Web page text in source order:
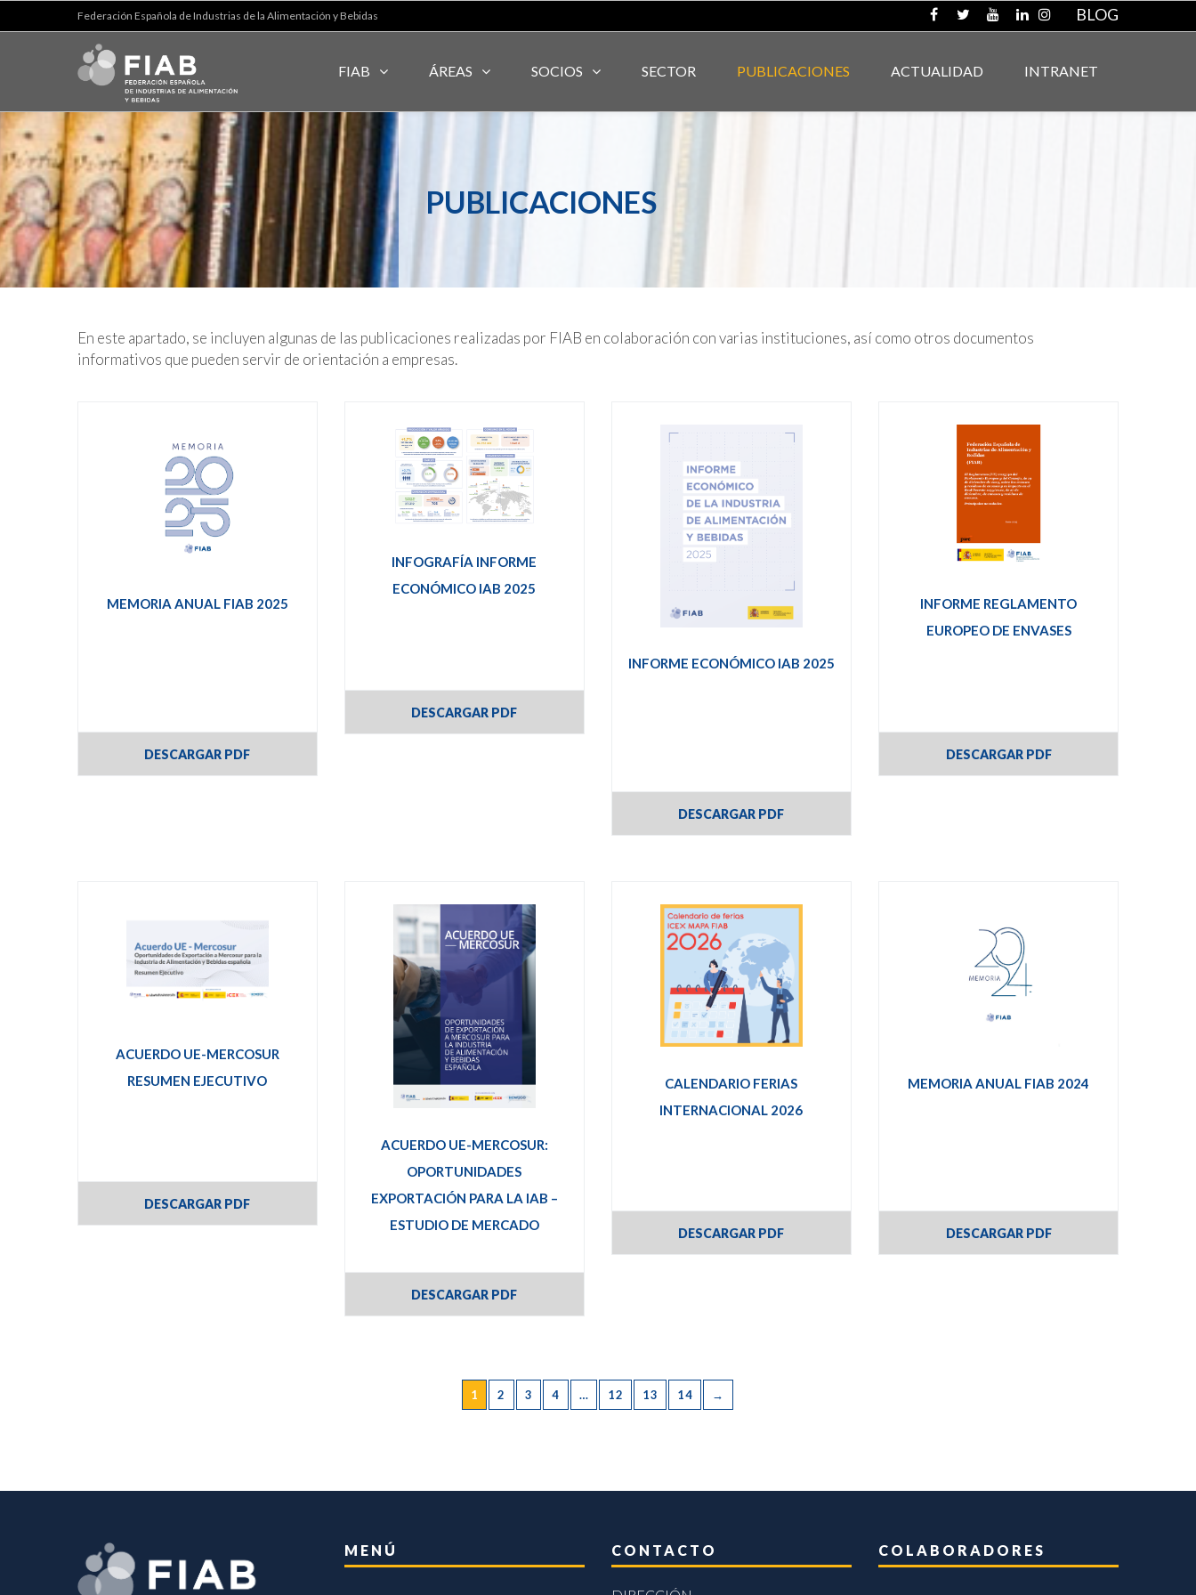
Federación Española de Industrias de la Alimentación y Bebidas BLOG
FIAB ÁREAS SOCIOS SECTOR PUBLICACIONES ACTUALIDAD INTRANET
PUBLICACIONES
En este apartado, se incluyen algunas de las publicaciones realizadas por FIAB en colaboración con varias instituciones, así como otros documentos
informativos que pueden servir de orientación a empresas.
MEMORIA ANUAL FIAB 2025
DESCARGAR PDF
INFOGRAFÍA INFORME
ECONÓMICO IAB 2025
DESCARGAR PDF
INFORME ECONÓMICO IAB 2025
DESCARGAR PDF
INFORME REGLAMENTO
EUROPEO DE ENVASES
DESCARGAR PDF
ACUERDO UE-MERCOSUR
RESUMEN EJECUTIVO
DESCARGAR PDF
ACUERDO UE-MERCOSUR:
OPORTUNIDADES
EXPORTACIÓN PARA LA IAB –
ESTUDIO DE MERCADO
DESCARGAR PDF
CALENDARIO FERIAS
INTERNACIONAL 2026
DESCARGAR PDF
MEMORIA ANUAL FIAB 2024
DESCARGAR PDF
1 2 3 4 … 12 13 14 →
MENÚ CONTACTO COLABORADORES